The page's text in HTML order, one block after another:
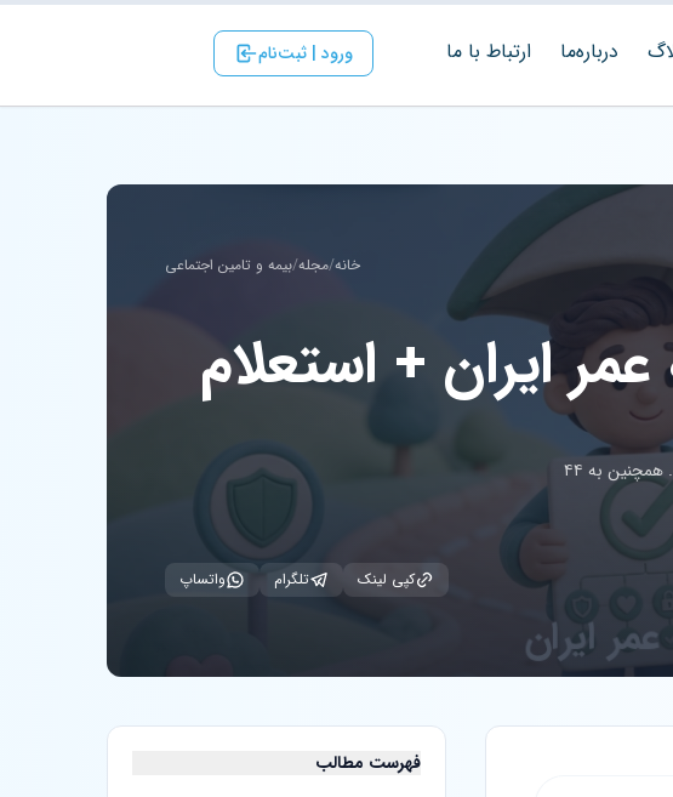
درباره‌ما ارتباط با ‌ما ورود | ثبت‌نام
خانه/مجله/بیمه و تامین اجتماعی
ایران + استعلام
در این مقاله جامع، تمامی روش‌های مشاهده سوابق و استعلام بیمه عمر ایران به صورت تصویری آموزش داده شده است. همچنین به ۴۴
کپی لینک تلگرام واتساپ
فهرست مطالب